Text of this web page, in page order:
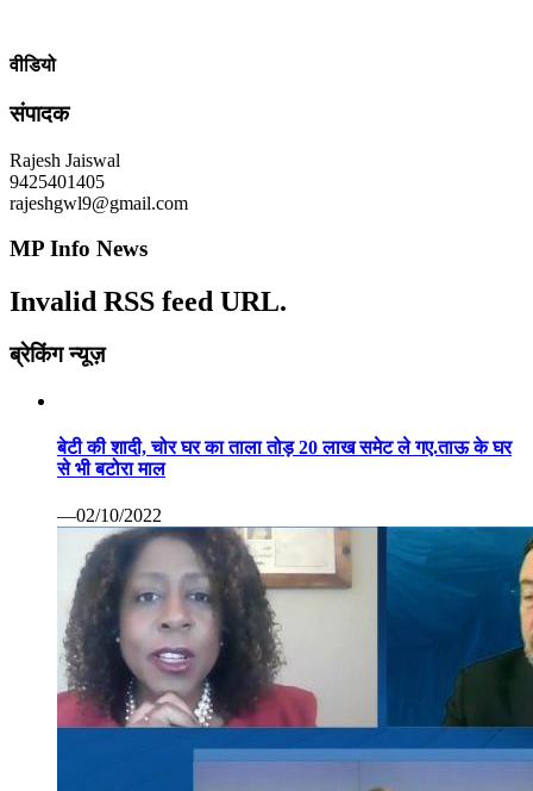
वीडियो
संपादक
Rajesh Jaiswal
9425401405
rajeshgwl9@gmail.com
MP Info News
Invalid RSS feed URL.
ब्रेकिंग न्यूज़
बेटी की शादी, चोर घर का ताला तोड़ 20 लाख समेट ले गए.ताऊ के घर
से भी बटोरा माल
—02/10/2022